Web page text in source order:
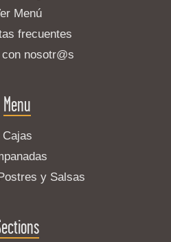
Menú
frecuentes
nosotr@s
Menu
Cajas
y Salsas